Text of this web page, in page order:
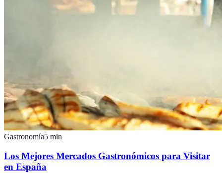
Gastronomía5 min
Los Mejores Mercados Gastronómicos para Visitar
en España